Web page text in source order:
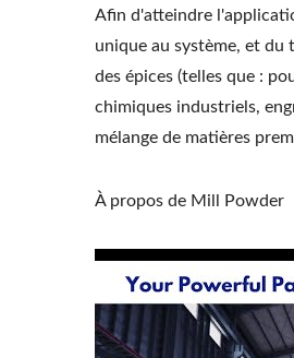
Afin d'atteindre
unique au système, et du
des épices (telles que :
chimiques industriels,
mélange de matières
À propos de Mill Powder